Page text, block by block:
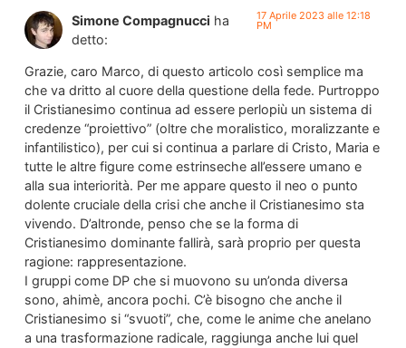
Simone Compagnucci ha
detto:
17 Aprile 2023 alle 12:18
PM
Grazie, caro Marco, di questo articolo così semplice ma
che va dritto al cuore della questione della fede. Purtroppo
il Cristianesimo continua ad essere perlopiù un sistema di
credenze “proiettivo” (oltre che moralistico, moralizzante e
infantilistico), per cui si continua a parlare di Cristo, Maria e
tutte le altre figure come estrinseche all’essere umano e
alla sua interiorità. Per me appare questo il neo o punto
dolente cruciale della crisi che anche il Cristianesimo sta
vivendo. D’altronde, penso che se la forma di
Cristianesimo dominante fallirà, sarà proprio per questa
ragione: rappresentazione.
I gruppi come DP che si muovono su un’onda diversa
sono, ahimè, ancora pochi. C’è bisogno che anche il
Cristianesimo si “svuoti”, che, come le anime che anelano
a una trasformazione radicale, raggiunga anche lui quel